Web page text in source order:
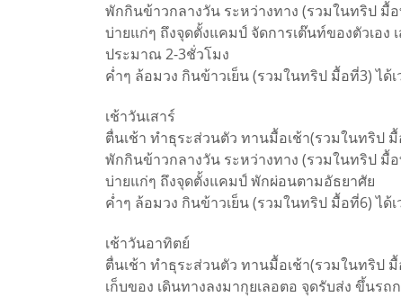
พักกินข้าวกลางวัน ระหว่างทาง (รวมในทริป มื้
บ่ายแก่ๆ ถึงจุดตั้งแคมป์ จัดการเต๊นท์ของตัวเอ
ประมาณ 2-3ชั่วโมง
ค่ำๆ ล้อมวง กินข้าวเย็น (รวมในทริป มื้อที่3) ได้
เช้าวันเสาร์
ตื่นเช้า ทำธุระส่วนตัว ทานมื้อเช้า(รวมในทริป
พักกินข้าวกลางวัน ระหว่างทาง (รวมในทริป มื้
บ่ายแก่ๆ ถึงจุดตั้งแคมป์ พักผ่อนตามอัธยาศัย
ค่ำๆ ล้อมวง กินข้าวเย็น (รวมในทริป มื้อที่6) ได้
เช้าวันอาทิตย์
ตื่นเช้า ทำธุระส่วนตัว ทานมื้อเช้า(รวมในทริป
เก็บของ เดินทางลงมากุยเลอตอ จุดรับส่ง ขึ้นรถ